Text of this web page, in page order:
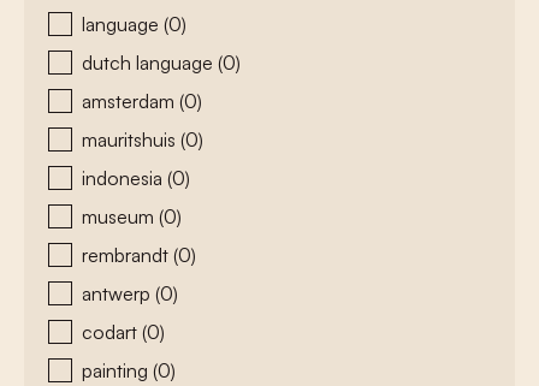
language (0)
dutch language (0)
amsterdam (0)
mauritshuis (0)
indonesia (0)
museum (0)
rembrandt (0)
antwerp (0)
codart (0)
painting (0)